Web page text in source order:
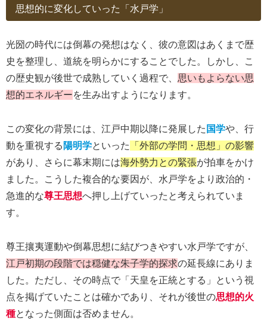
思想的に変化していった「水戸学」
光圀の時代には倒幕の発想はなく、彼の意図はあくまで歴
史を整理し、道統を明らかにすることでした。しかし、こ
の歴史観が後世で成熟していく過程で、 思いもよらない思
想的エネルギーを生み出すようになります。
この変化の背景には、江戸中期以降に発展した 国学や、行
動を重視する 陽明学といった
「外部の学問・思想」の影響
があり、さらに幕末期には海外勢力との緊張が拍車をかけ
ました。こうした複合的な要因が、水戸学をより政治的・
急進的な尊王思想へ押し上げていったと考えられていま
す。
尊王攘夷運動や倒幕思想に結びつきやすい水戸学ですが、
江戸初期の段階では穏健な朱子学的探求の延長線にありま
した。ただし、その時点で「天皇を正統とする」という視
点を掲げていたことは確かであり、それが後世の思想的火
種となった側面は否めません。